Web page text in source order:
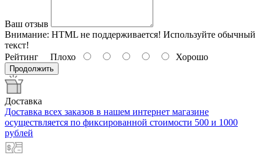
Ваш отзыв
Внимание: HTML не поддерживается! Используйте обычный
текст!
Рейтинг Плохо Хорошо
Продолжить
Доставка
Доставка всех заказов в нашем интернет магазине
осуществляется по фиксированной стоимости 500 и 1000
рублей